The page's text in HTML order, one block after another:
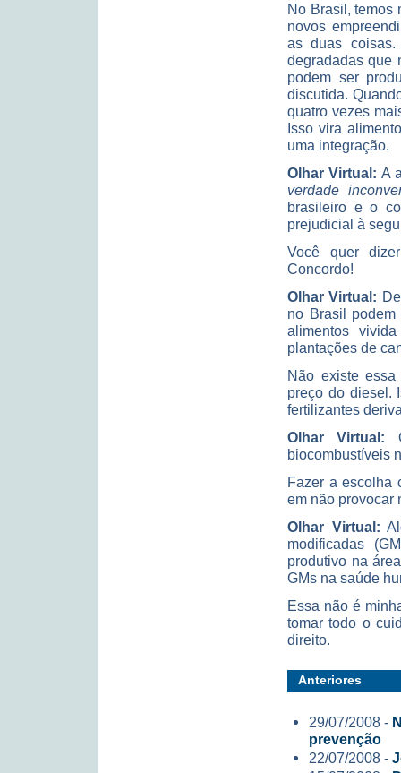
No Brasil, temos
novos
as duas
degradadas que
podem ser
discutida.
quatro vezes
Isso vira
uma integração.
Olhar Virtual: A
verdade
brasileiro e o
prejudicial à
Você quer
Concordo!
Olhar Virtual:
no Brasil
alimentos
plantações de
Não existe
preço do diesel.
fertilizantes
Olhar Virtual:
biocombustíveis
Fazer a escolha
em não provocar
Olhar Virtual:
modificadas
produtivo na
GMs na saúde
Essa não é
tomar todo o
direito.
Anteriores
29/07/2008 -
prevenção
22/07/2008 -